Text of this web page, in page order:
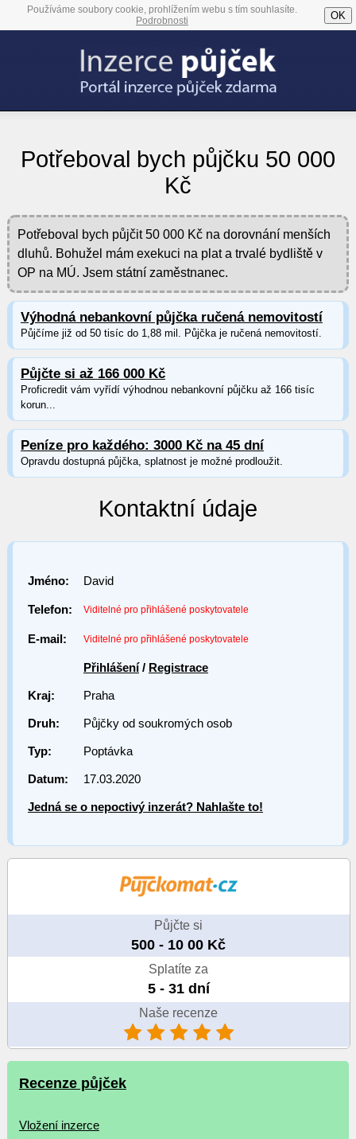
Používáme soubory cookie, prohlížením webu s tím souhlasíte.
Podrobnosti
OK
Potřeboval bych půjčku 50 000
Kč
Potřeboval bych půjčit 50 000 Kč na dorovnání menších
dluhů. Bohužel mám exekuci na plat a trvalé bydliště v
OP na MÚ. Jsem státní zaměstnanec.
Výhodná nebankovní půjčka ručená nemovitostí
Půjčíme již od 50 tisíc do 1,88 mil. Půjčka je ručená nemovitostí.
Půjčte si až 166 000 Kč
Proficredit vám vyřídí výhodnou nebankovní půjčku až 166 tisíc
korun...
Peníze pro každého: 3000 Kč na 45 dní
Opravdu dostupná půjčka, splatnost je možné prodloužit.
Kontaktní údaje
Jméno: David
Telefon: Viditelné pro přihlášené poskytovatele
E-mail: Viditelné pro přihlášené poskytovatele
Přihlášení/ Registrace
Kraj: Praha
Druh: Půjčky od soukromých osob
Typ: Poptávka
Datum: 17.03.2020
Jedná se o nepoctivý inzerát? Nahlašte to!
Půjčte si
500 - 10 00 Kč
Splatíte za
5 - 31 dní
Naše recenze
Recenze půjček
Vložení inzerce